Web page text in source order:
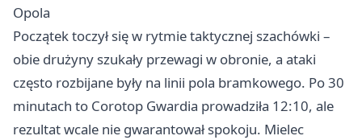
Opola
Początek toczył się w rytmie taktycznej szachówki –
obie drużyny szukały przewagi w obronie, a ataki
często rozbijane były na linii pola bramkowego. Po 30
minutach to Corotop Gwardia prowadziła 12:10, ale
rezultat wcale nie gwarantował spokoju. Mielec